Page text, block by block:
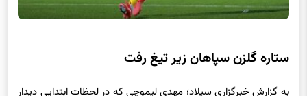
ستاره گلزن سپاهان زیر تیغ رفت
به گزارش خبرگزاری سیلاد؛ مهدی لیموچی که در لحظات ابتدایی دیدار